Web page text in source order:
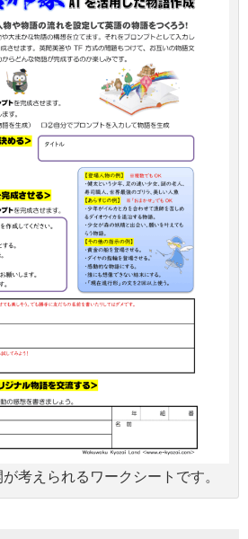
考えられるワークシートです。